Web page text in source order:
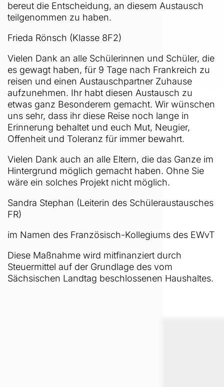
bereut die Entscheidung, an diesem Austausch
teilgenommen zu haben.
Frieda Rönsch (Klasse 8F2)
Vielen Dank an alle Schülerinnen und Schüler, die
es gewagt haben, für 9 Tage nach Frankreich zu
reisen und einen Austauschpartner Zuhause
aufzunehmen. Ihr habt diesen Austausch zu
etwas ganz Besonderem gemacht. Wir wünschen
uns sehr, dass ihr diese Reise noch lange in
Erinnerung behaltet und euch Mut, Neugier,
Offenheit und Toleranz für immer bewahrt.
Vielen Dank auch an alle Eltern, die das Ganze im
Hintergrund möglich gemacht haben. Ohne Sie
wäre ein solches Projekt nicht möglich.
Sandra Stephan (Leiterin des Schüleraustausches
FR)
im Namen des Französisch-Kollegiums des EWvT
Diese Maßnahme wird mitfinanziert durch
Steuermittel auf der Grundlage des vom
Sächsischen Landtag beschlossenen Haushaltes.